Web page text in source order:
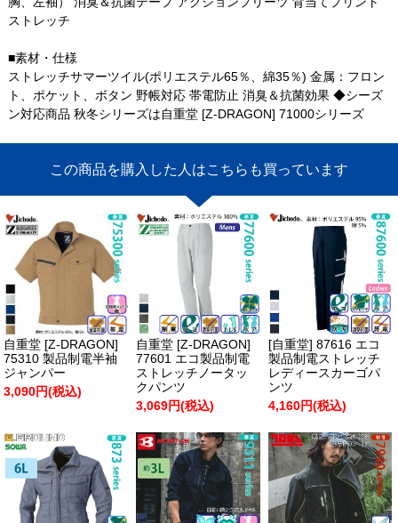
ストレッチ
■素材・仕様
ストレッチサマーツイル(ポリエステル65％、綿35％) 金属：フロン
ト、ポケット、ボタン 野帳対応 帯電防止 消臭＆抗菌効果 ◆シーズ
ン対応商品 秋冬シリーズは自重堂 [Z-DRAGON] 71000シリーズ
この商品を購入した人はこちらも買っています
自重堂 [Z-DRAGON]
75310 製品制電半袖
ジャンパー
3,090円(税込)
自重堂 [Z-DRAGON]
77601 エコ製品制電
ストレッチノータッ
クパンツ
3,069円(税込)
[自重堂] 87616 エコ
製品制電ストレッチ
レディースカーゴパ
ンツ
4,160円(税込)